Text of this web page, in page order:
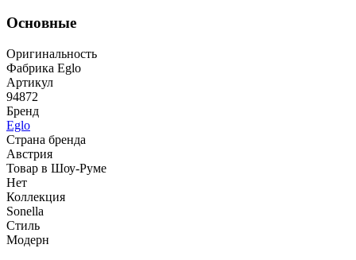
Основные
Оригинальность
Фабрика Eglo
Артикул
94872
Бренд
Eglo
Страна бренда
Австрия
Товар в Шоу-Руме
Нет
Коллекция
Sonella
Стиль
Модерн